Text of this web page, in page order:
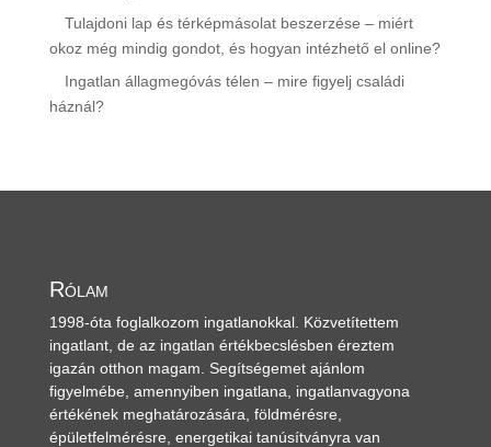
Tulajdoni lap és térképmásolat beszerzése – miért
okoz még mindig gondot, és hogyan intézhető el online?
Ingatlan állagmegóvás télen – mire figyelj családi
háznál?
Rólam
1998-óta foglalkozom ingatlanokkal. Közvetítettem
ingatlant, de az ingatlan értékbecslésben éreztem
igazán otthon magam. Segítségemet ajánlom
figyelmébe, amennyiben ingatlana, ingatlanvagyona
értékének meghatározására, földmérésre,
épületfelmérésre, energetikai tanúsítványra van